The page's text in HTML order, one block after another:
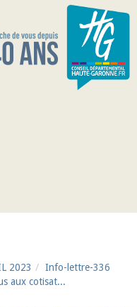
2023
Info-lettre-336
aux cotisat...